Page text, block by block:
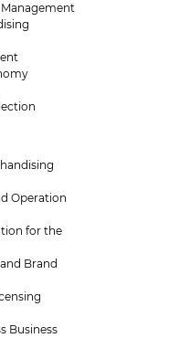
Operation
for the
Brand
Business